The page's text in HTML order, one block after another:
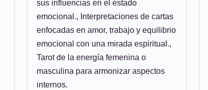
sus influencias en el estado
emocional., Interpretaciones de cartas
enfocadas en amor, trabajo y equilibrio
emocional con una mirada espiritual.,
Tarot de la energía femenina o
masculina para armonizar aspectos
internos.